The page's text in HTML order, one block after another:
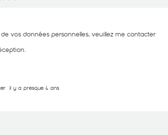
vos données personnelles, veuillez me contacter
il y a presque 4 ans